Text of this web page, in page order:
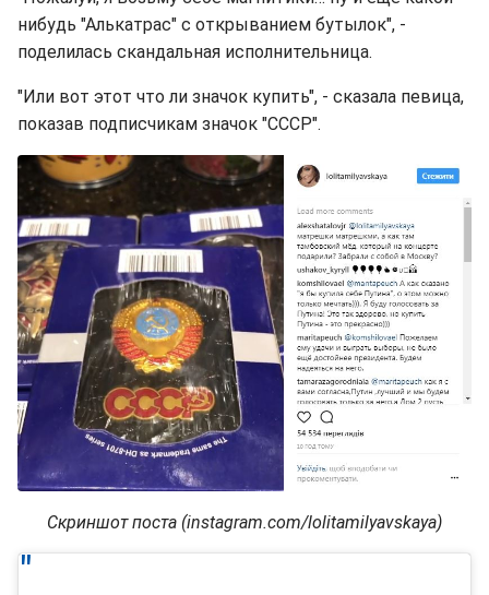
нибудь "Алькатрас" с открыванием бутылок", -
поделилась скандальная исполнительница.
"Или вот этот что ли значок купить", - сказала певица,
показав подписчикам значок "СССР".
Скриншот поста (instagram.com/lolitamilyavskaya)